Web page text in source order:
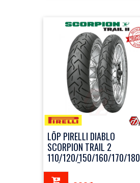
LỐP PIRELLI DIABLO
SCORPION TRAIL 2
110/120/150/160/170/180